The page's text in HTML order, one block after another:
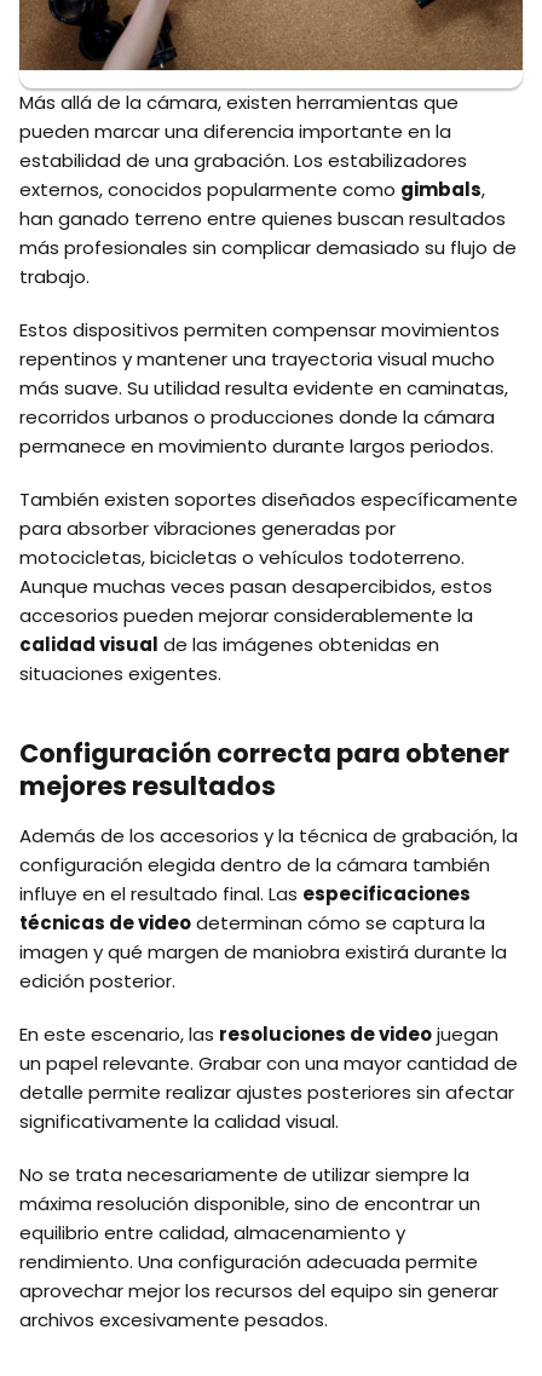
Más allá de la cámara, existen herramientas que
pueden marcar una diferencia importante en la
estabilidad de una grabación. Los estabilizadores
externos, conocidos popularmente como gimbals,
han ganado terreno entre quienes buscan resultados
más profesionales sin complicar demasiado su flujo de
trabajo.
Estos dispositivos permiten compensar movimientos
repentinos y mantener una trayectoria visual mucho
más suave. Su utilidad resulta evidente en caminatas,
recorridos urbanos o producciones donde la cámara
permanece en movimiento durante largos periodos.
También existen soportes diseñados específicamente
para absorber vibraciones generadas por
motocicletas, bicicletas o vehículos todoterreno.
Aunque muchas veces pasan desapercibidos, estos
accesorios pueden mejorar considerablemente la
calidad visual de las imágenes obtenidas en
situaciones exigentes.
Configuración correcta para obtener
mejores resultados
Además de los accesorios y la técnica de grabación, la
configuración elegida dentro de la cámara también
influye en el resultado final. Las especificaciones
técnicas de videodeterminan cómo se captura la
imagen y qué margen de maniobra existirá durante la
edición posterior.
En este escenario, las resoluciones de videojuegan
un papel relevante. Grabar con una mayor cantidad de
detalle permite realizar ajustes posteriores sin afectar
significativamente la calidad visual.
No se trata necesariamente de utilizar siempre la
máxima resolución disponible, sino de encontrar un
equilibrio entre calidad, almacenamiento y
rendimiento. Una configuración adecuada permite
aprovechar mejor los recursos del equipo sin generar
archivos excesivamente pesados.